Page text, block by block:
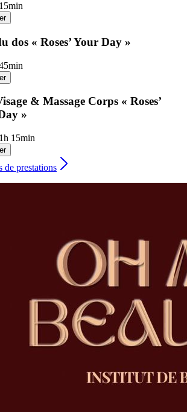
15min
dos « Roses’ Your Day »
& Massage Corps « Roses’
»
1h 15min
de prestations